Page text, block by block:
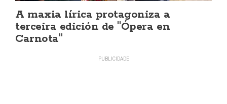
A maxia lírica protagoniza a
terceira edición de "Ópera en
Carnota"